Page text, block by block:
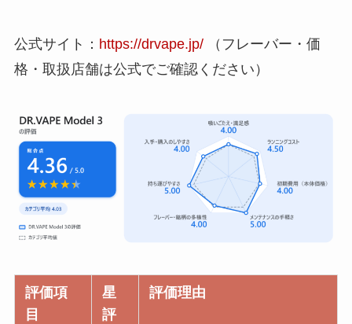
公式サイト： https://drvape.jp/
（フレーバー・価
格・取扱店舗は公式でご確認ください）
評価項
目
星
評
評価理由